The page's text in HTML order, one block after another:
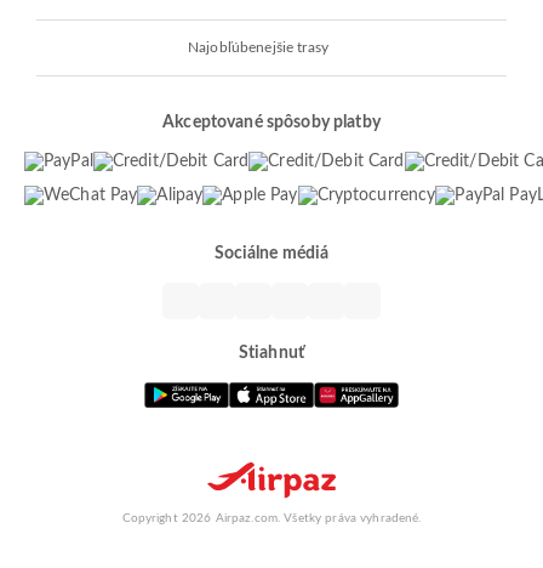
Najobľúbenejšie trasy
Akceptované spôsoby platby
Sociálne médiá
Stiahnuť
Copyright 2026 Airpaz.com. Všetky práva vyhradené.